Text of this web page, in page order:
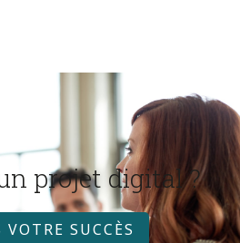
projet digital ?
VOTRE SUCCÈS